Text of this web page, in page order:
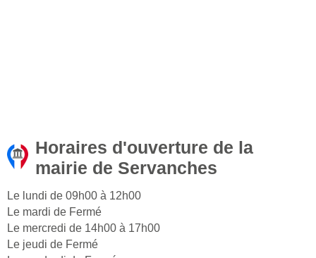
Horaires d'ouverture de la
mairie de Servanches
Le lundi de 09h00 à 12h00
Le mardi de Fermé
Le mercredi de 14h00 à 17h00
Le jeudi de Fermé